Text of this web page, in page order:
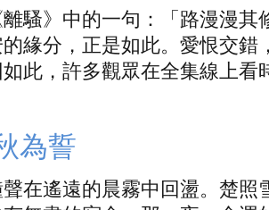
騷》中的一句：「路漫漫其
緣分，正是如此。愛恨交錯
此，許多觀眾在全集線上看
為誓
在遙遠的晨霧中回盪。楚照